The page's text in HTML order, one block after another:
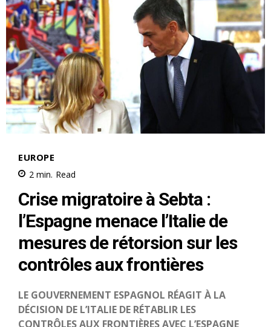
le1.ma
l'intelligence de
l'information
S'ABONNER MAINTENANT
Insight Publications
À propos
Nous contacter